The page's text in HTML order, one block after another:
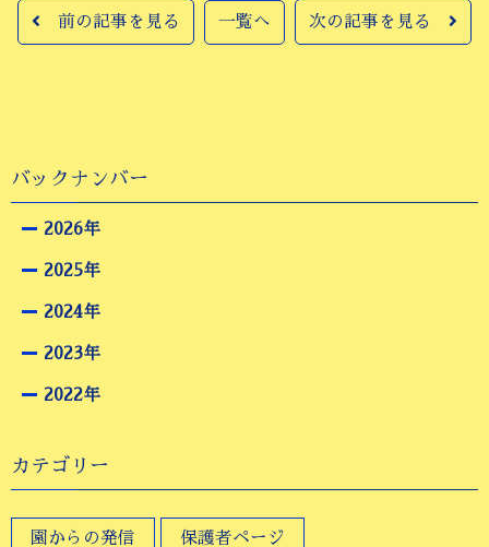
前の記事を見る 一覧へ 次の記事を見る
バックナンバー
2026年
2025年
2024年
2023年
2022年
カテゴリー
園からの発信 保護者ページ